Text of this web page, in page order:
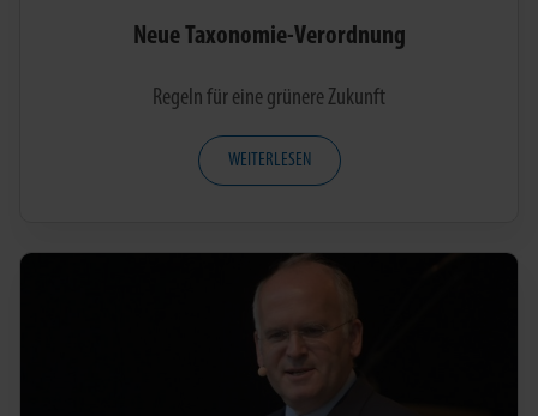
Neue Taxonomie-Verordnung
Regeln für eine grünere Zukunft
WEITERLESEN